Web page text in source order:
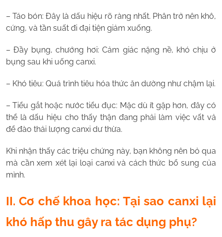
– Táo bón: Đây là dấu hiệu rõ ràng nhất. Phân trở nên khô,
cứng, và tần suất đi đại tiện giảm xuống.
– Đầy bụng, chướng hơi: Cảm giác nặng nề, khó chịu ở
bụng sau khi uống canxi.
– Khó tiêu: Quá trình tiêu hóa thức ăn dường như chậm lại.
– Tiểu gắt hoặc nước tiểu đục: Mặc dù ít gặp hơn, đây có
thể là dấu hiệu cho thấy thận đang phải làm việc vất vả
để đào thải lượng canxi dư thừa.
Khi nhận thấy các triệu chứng này, bạn không nên bỏ qua
mà cần xem xét lại loại canxi và cách thức bổ sung của
mình.
II. Cơ chế khoa học: Tại sao canxi lại
khó hấp thu gây ra tác dụng phụ?